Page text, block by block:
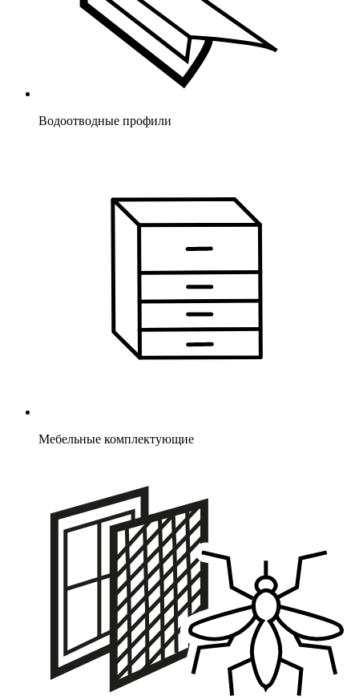
Водоотводные профили
Мебельные комплектующие